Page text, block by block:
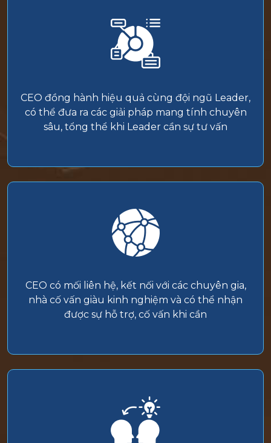
CEO đồng hành hiệu quả cùng đội ngũ Leader,
có thể đưa ra các giải pháp mang tính chuyên
sâu, tổng thể khi Leader cần sự tư vấn
CEO có mối liên hệ, kết nối với các chuyên gia,
nhà cố vấn giàu kinh nghiệm và có thể nhận
được sự hỗ trợ, cố vấn khi cần